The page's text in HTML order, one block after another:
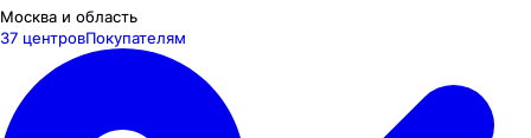
Москва и область
37 центровПокупателям